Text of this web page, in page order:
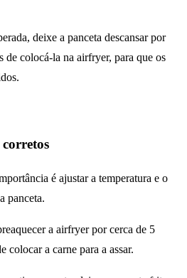
deixe a panceta descansar por
de colocá-la na airfryer, para que os
é ajustar a temperatura e o
panceta.
a airfryer por cerca de 5
colocar a carne para a assar.